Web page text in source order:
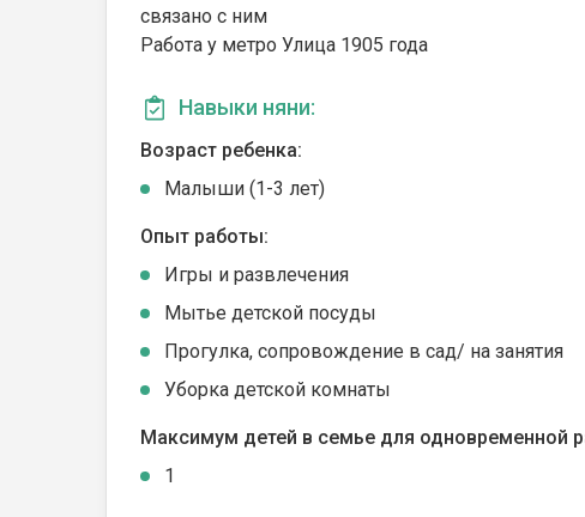
связано с ним
Работа у метро Улица 1905 года
Навыки няни:
Возраст ребенка:
Малыши (1-3 лет)
Опыт работы:
Игры и развлечения
Мытье детской посуды
Прогулка, сопровождение в сад/ на занятия
Уборка детской комнаты
Максимум детей в семье для одновременной
1